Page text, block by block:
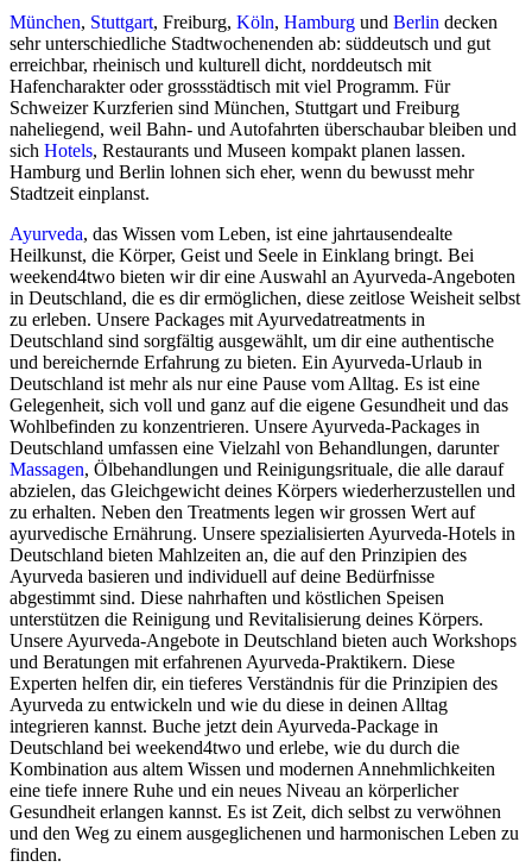
München, Stuttgart, Freiburg, Köln, Hamburg und Berlin decken
sehr unterschiedliche Stadtwochenenden ab: süddeutsch und gut
erreichbar, rheinisch und kulturell dicht, norddeutsch mit
Hafencharakter oder grossstädtisch mit viel Programm. Für
Schweizer Kurzferien sind München, Stuttgart und Freiburg
naheliegend, weil Bahn- und Autofahrten überschaubar bleiben und
sich Hotels, Restaurants und Museen kompakt planen lassen.
Hamburg und Berlin lohnen sich eher, wenn du bewusst mehr
Stadtzeit einplanst.
Ayurveda, das Wissen vom Leben, ist eine jahrtausendealte
Heilkunst, die Körper, Geist und Seele in Einklang bringt. Bei
weekend4two bieten wir dir eine Auswahl an Ayurveda-Angeboten
in Deutschland, die es dir ermöglichen, diese zeitlose Weisheit selbst
zu erleben. Unsere Packages mit Ayurvedatreatments in
Deutschland sind sorgfältig ausgewählt, um dir eine authentische
und bereichernde Erfahrung zu bieten. Ein Ayurveda-Urlaub in
Deutschland ist mehr als nur eine Pause vom Alltag. Es ist eine
Gelegenheit, sich voll und ganz auf die eigene Gesundheit und das
Wohlbefinden zu konzentrieren. Unsere Ayurveda-Packages in
Deutschland umfassen eine Vielzahl von Behandlungen, darunter
Massagen, Ölbehandlungen und Reinigungsrituale, die alle darauf
abzielen, das Gleichgewicht deines Körpers wiederherzustellen und
zu erhalten. Neben den Treatments legen wir grossen Wert auf
ayurvedische Ernährung. Unsere spezialisierten Ayurveda-Hotels in
Deutschland bieten Mahlzeiten an, die auf den Prinzipien des
Ayurveda basieren und individuell auf deine Bedürfnisse
abgestimmt sind. Diese nahrhaften und köstlichen Speisen
unterstützen die Reinigung und Revitalisierung deines Körpers.
Unsere Ayurveda-Angebote in Deutschland bieten auch Workshops
und Beratungen mit erfahrenen Ayurveda-Praktikern. Diese
Experten helfen dir, ein tieferes Verständnis für die Prinzipien des
Ayurveda zu entwickeln und wie du diese in deinen Alltag
integrieren kannst. Buche jetzt dein Ayurveda-Package in
Deutschland bei weekend4two und erlebe, wie du durch die
Kombination aus altem Wissen und modernen Annehmlichkeiten
eine tiefe innere Ruhe und ein neues Niveau an körperlicher
Gesundheit erlangen kannst. Es ist Zeit, dich selbst zu verwöhnen
und den Weg zu einem ausgeglichenen und harmonischen Leben zu
finden.